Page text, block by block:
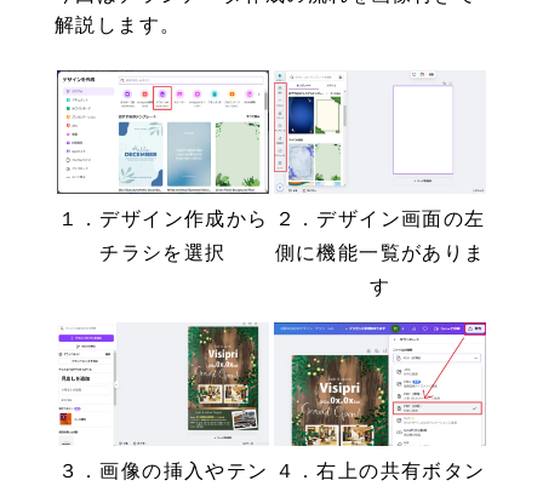
解説します。
１．デザイン作成から
チラシを選択
２．デザイン画面の左
側に機能一覧がありま
す
３．画像の挿入やテン
４．右上の共有ボタン